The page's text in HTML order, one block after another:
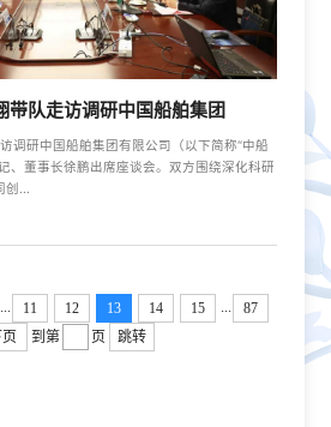
带队走访调研中国船舶集团​
调研中国船舶集团有限公司（以下简称“中船
、董事长徐鹏出席座谈会。双方围绕深化科研
创...
... 11 12 13 14 15 ...
87
页
到第 页 跳转